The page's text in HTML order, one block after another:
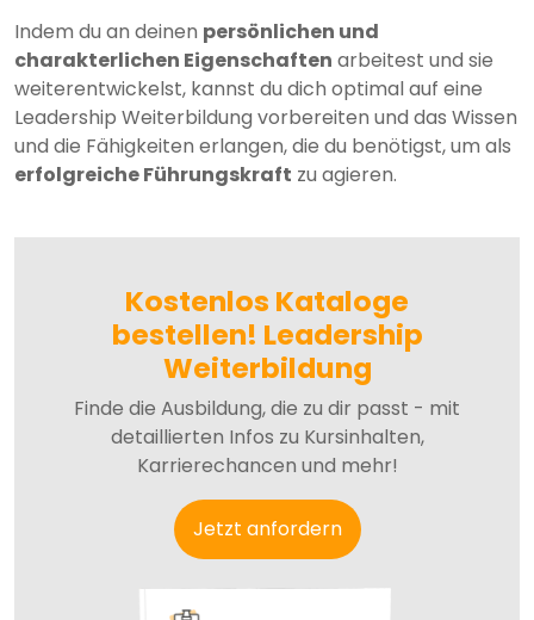
Indem du an deinen persönlichen und
charakterlichen Eigenschaften arbeitest und sie
weiterentwickelst, kannst du dich optimal auf eine
Leadership Weiterbildung vorbereiten und das Wissen
und die Fähigkeiten erlangen, die du benötigst, um als
erfolgreiche Führungskraft zu agieren.
Kostenlos Kataloge
bestellen! Leadership
Weiterbildung
Finde die Ausbildung, die zu dir passt - mit
detaillierten Infos zu Kursinhalten,
Karrierechancen und mehr!
Jetzt anfordern